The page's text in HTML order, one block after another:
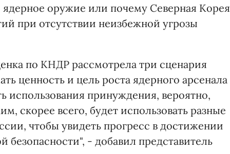
ядерное оружие или почему Северная Корея
при отсутствии неизбежной угрозы
по КНДР рассмотрела три сценария
ценность и цель роста ядерного арсенала
использования принуждения, вероятно,
скорее всего, будет использовать разные
чтобы увидеть прогресс в достижении
безопасности", - добавил представитель